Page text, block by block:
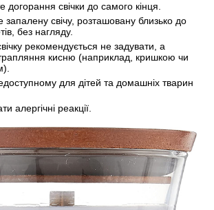
догорання свічки до самого кінця.
свічу, розташовану близько до
без нагляду.
рекомендується не задувати, а
кисню (наприклад, кришкою чи
для дітей та домашніх тварин
алергічні реакції.